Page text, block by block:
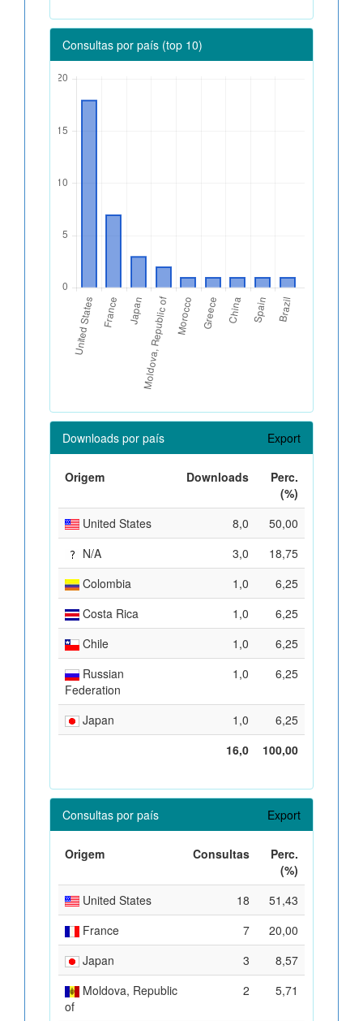
Consultas por país (top 10)
Downloads por país Export
Origem Downloads
Perc.
(%)
United States
8,0
50,00
N/A
3,0
18,75
Colombia
1,0
6,25
Costa Rica
1,0
6,25
Chile
1,0
6,25
Russian
Federation
1,0 6,25
Japan 1,0
6,25
16,0
100,00
Consultas por país Export
Origem Consultas
Perc.
(%)
United States
18
51,43
France
7
20,00
Japan
3
8,57
Moldova, Republic
of
2 5,71